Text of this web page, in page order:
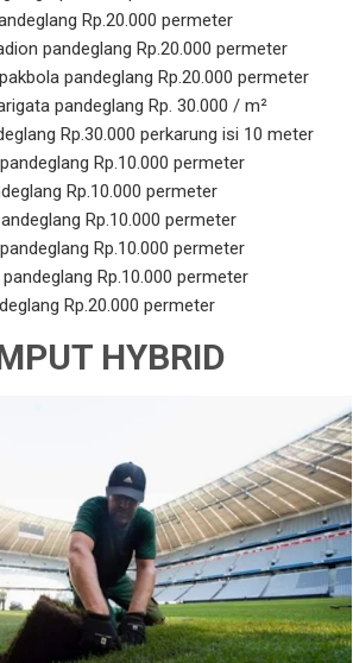
Rp.20.000 permeter
pandeglang Rp.20.000 permeter
pandeglang Rp.20.000 permeter
pandeglang Rp. 30.000 / m²
Rp.30.000 perkarung isi 10 meter
Rp.10.000 permeter
Rp.10.000 permeter
Rp.10.000 permeter
Rp.10.000 permeter
Rp.10.000 permeter
Rp.20.000 permeter
HYBRID